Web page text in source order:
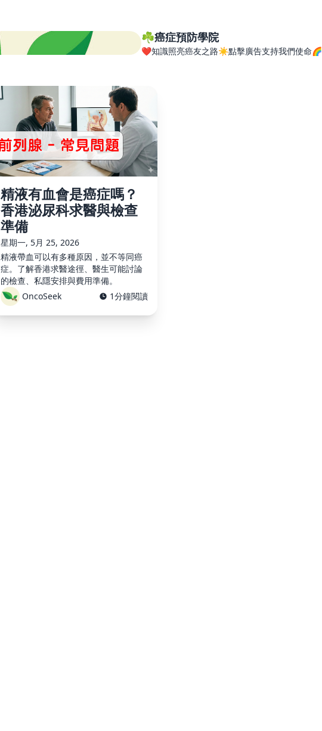
☘️癌症預防學院
❤️知識照亮癌友之路☀️點擊廣告支持我們使命🌈
精液有血會是癌症嗎？
香港泌尿科求醫與檢查
準備
星期一, 5月 25, 2026
精液帶血可以有多種原因，並不等同癌
症。了解香港求醫途徑、醫生可能討論
的檢查、私隱安排與費用準備。
OncoSeek
1分鐘閱讀